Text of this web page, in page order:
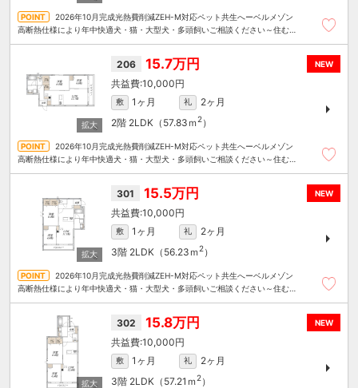
2026年10月完成光熱費削減ZEH-M対応ペット共生へーベルメゾン
高断熱仕様により年中快適犬・猫・大型犬・多頭飼いご相談ください～住むこ
NEW
206 15.7万円
10,000円
敷 1ヶ月 礼
2ヶ月
2階 2LDK（57.83ｍ 2）
2026年10月完成光熱費削減ZEH-M対応ペット共生へーベルメゾン
高断熱仕様により年中快適犬・猫・大型犬・多頭飼いご相談ください～住むこ
NEW
301 15.5万円
10,000円
敷 1ヶ月 礼
2ヶ月
3階 2LDK（56.23ｍ 2）
2026年10月完成光熱費削減ZEH-M対応ペット共生へーベルメゾン
高断熱仕様により年中快適犬・猫・大型犬・多頭飼いご相談ください～住むこ
NEW
302 15.8万円
10,000円
敷 1ヶ月 礼
2ヶ月
3階 2LDK（57.21ｍ 2）